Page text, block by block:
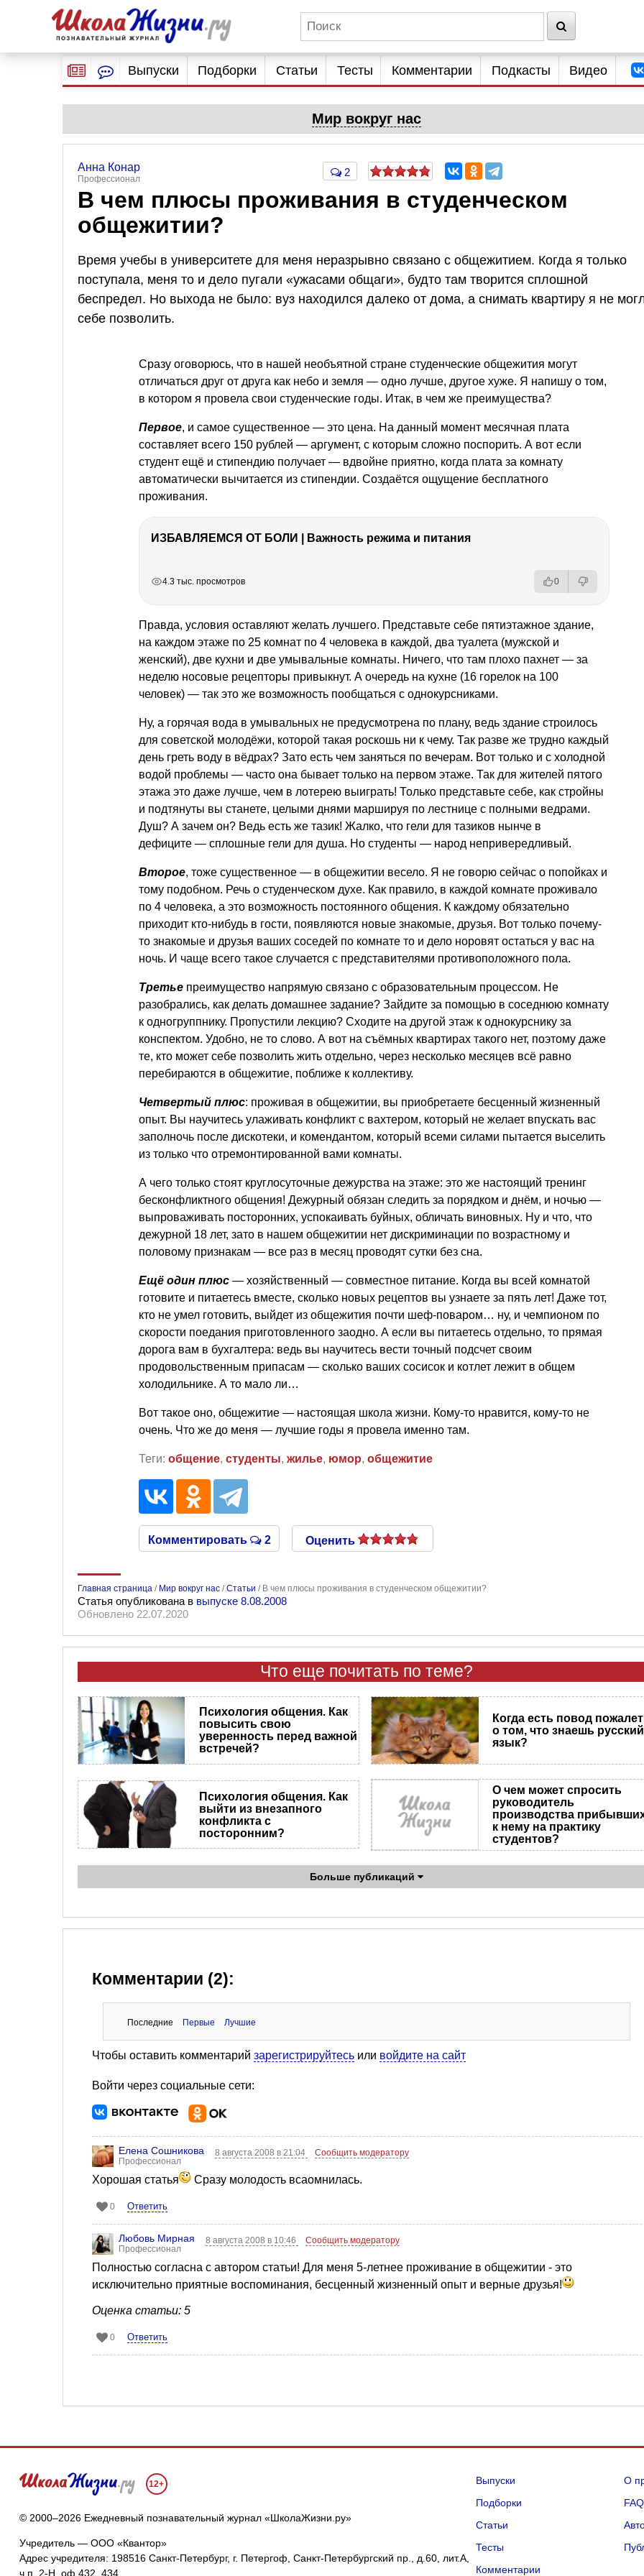
Выпуски Подборки Статьи Тесты Комментарии Подкасты Видео
Мир вокруг нас
Анна Конар
Профессионал
2
В чем плюсы проживания в студенческом
общежитии?
Время учебы в университете для меня неразрывно связано с общежитием. Когда я только
поступала, меня то и дело пугали «ужасами общаги», будто там творится сплошной
беспредел. Но выхода не было: вуз находился далеко от дома, а снимать квартиру я не
себе позволить.
Сразу оговорюсь, что в нашей необъятной стране студенческие общежития могут
отличаться друг от друга как небо и земля — одно лучше, другое хуже. Я напишу о том,
в котором я провела свои студенческие годы. Итак, в чем же преимущества?
Первое, и самое существенное — это цена. На данный момент месячная плата
составляет всего 150 рублей — аргумент, с которым сложно поспорить. А вот если
студент ещё и стипендию получает — вдвойне приятно, когда плата за комнату
автоматически вычитается из стипендии. Создаётся ощущение бесплатного
проживания.
ИЗБАВЛЯЕМСЯ ОТ БОЛИ | Важность режима и питания
4.3 тыс. просмотров 0
Правда, условия оставляют желать лучшего. Представьте себе пятиэтажное здание,
на каждом этаже по 25 комнат по 4 человека в каждой, два туалета (мужской и
женский), две кухни и две умывальные комнаты. Ничего, что там плохо пахнет — за
неделю носовые рецепторы привыкнут. А очередь на кухне (16 горелок на 100
человек) — так это же возможность пообщаться с однокурсниками.
Ну, а горячая вода в умывальных не предусмотрена по плану, ведь здание строилось
для советской молодёжи, которой такая роскошь ни к чему. Так разве же трудно каждый
день греть воду в вёдрах? Зато есть чем заняться по вечерам. Вот только и с холодной
водой проблемы — часто она бывает только на первом этаже. Так для жителей пятого
этажа это даже лучше, чем в лотерею выиграть! Только представьте себе, как стройны
и подтянуты вы станете, целыми днями маршируя по лестнице с полными ведрами.
Душ? А зачем он? Ведь есть же тазик! Жалко, что гели для тазиков нынче в
дефиците — сплошные гели для душа. Но студенты — народ непривередливый.
Второе, тоже существенное — в общежитии весело. Я не говорю сейчас о попойках и
тому подобном. Речь о студенческом духе. Как правило, в каждой комнате проживало
по 4 человека, а это возможность постоянного общения. К каждому обязательно
приходит кто-нибудь в гости, появляются новые знакомые, друзья. Вот только почему-
то знакомые и друзья ваших соседей по комнате то и дело норовят остаться у вас на
ночь. И чаще всего такое случается с представителями противоположного пола.
Третье преимущество напрямую связано с образовательным процессом. Не
разобрались, как делать домашнее задание? Зайдите за помощью в соседнюю комнату
к одногруппнику. Пропустили лекцию? Сходите на другой этаж к однокурснику за
конспектом. Удобно, не то слово. А вот на съёмных квартирах такого нет, поэтому даже
те, кто может себе позволить жить отдельно, через несколько месяцев всё равно
перебираются в общежитие, поближе к коллективу.
Четвертый плюс: проживая в общежитии, вы приобретаете бесценный жизненный
опыт. Вы научитесь улаживать конфликт с вахтером, который не желает впускать вас
заполночь после дискотеки, и комендантом, который всеми силами пытается выселить
из только что отремонтированной вами комнаты.
А чего только стоят круглосуточные дежурства на этаже: это же настоящий тренинг
бесконфликтного общения! Дежурный обязан следить за порядком и днём, и ночью —
выпроваживать посторонних, успокаивать буйных, обличать виновных. Ну и что, что
дежурной 18 лет, зато в нашем общежитии нет дискриминации по возрастному и
половому признакам — все раз в месяц проводят сутки без сна.
Ещё один плюс — хозяйственный — совместное питание. Когда вы всей комнатой
готовите и питаетесь вместе, сколько новых рецептов вы узнаете за пять лет! Даже тот,
кто не умел готовить, выйдет из общежития почти шеф-поваром… ну, и чемпионом по
скорости поедания приготовленного заодно. А если вы питаетесь отдельно, то прямая
дорога вам в бухгалтера: ведь вы научитесь вести точный подсчет своим
продовольственным припасам — сколько ваших сосисок и котлет лежит в общем
холодильнике. А то мало ли…
Вот такое оно, общежитие — настоящая школа жизни. Кому-то нравится, кому-то не
очень. Что же до меня — лучшие годы я провела именно там.
Теги: общение, студенты, жилье, юмор, общежитие
Комментировать 2 Оценить
Главная страница / Мир вокруг нас /Статьи / В чем плюсы проживания в студенческом общежитии?
Статья опубликована в выпуске 8.08.2008
Обновлено 22.07.2020
Что еще почитать по теме?
Психология общения. Как
повысить свою
уверенность перед важной
встречей?
Когда есть повод
о том, что знаешь русский
язык?
Психология общения. Как
выйти из внезапного
конфликта с
посторонним?
О чем может спросить
руководитель
производства
к нему на практику
студентов?
Больше публикаций
Комментарии (2):
Последние Первые Лучшие
Чтобы оставить комментарий зарегистрируйтесь или войдите на сайт
Войти через социальные сети:
Елена Сошникова
Профессионал
8 августа 2008 в 21:04 Сообщить модератору
Хорошая статья Сразу молодость всаомнилась.
0 Ответить
Любовь Мирная
Профессионал
8 августа 2008 в 10:46 Сообщить модератору
Полностью согласна с автором статьи! Для меня 5-летнее проживание в общежитии - это
исключительно приятные воспоминания, бесценный жизненный опыт и верные друзья!
Оценка статьи: 5
0 Ответить
12+
© 2000–2026 Ежедневный познавательный журнал «ШколаЖизни.ру»
Учредитель — ООО «Квантор»
Адрес учредителя: 198516 Санкт-Петербург, г. Петергоф, Санкт-Петербургский пр., д.60, лит.А,
ч.п. 2-Н, оф.432, 434
Выпуски
Подборки
Статьи
Тесты
Комментарии
О
FAQ